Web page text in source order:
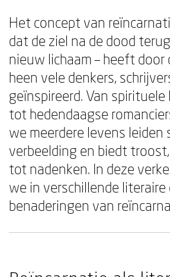
Het concept van
dat de ziel na de dood
nieuw lichaam – heeft door
heen vele denkers,
geïnspireerd. Van
tot hedendaagse
we meerdere levens leiden
verbeelding en biedt
tot nadenken. In deze
we in verschillende
benaderingen van